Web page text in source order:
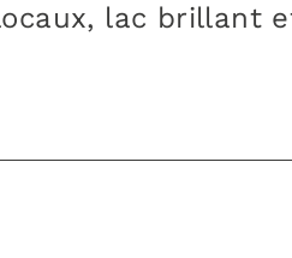
lac brillant